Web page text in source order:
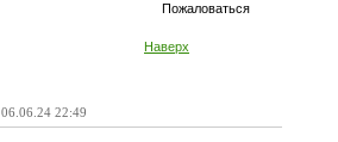
Пожаловаться
Наверх
06.06.24 22:49